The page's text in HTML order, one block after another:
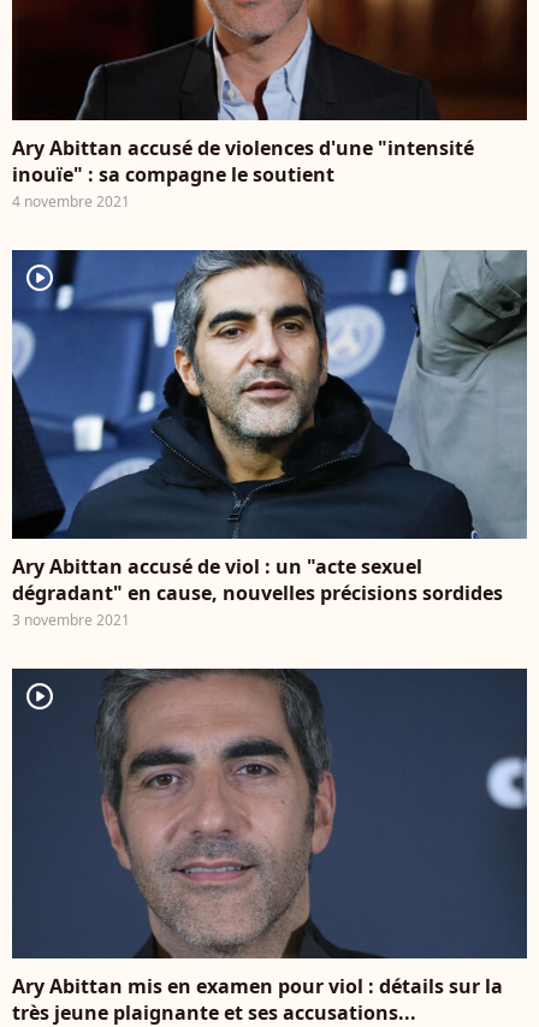
Ary Abittan accusé de violences d'une "intensité
inouïe" : sa compagne le soutient
4 novembre 2021
player2
Ary Abittan accusé de viol : un "acte sexuel
dégradant" en cause, nouvelles précisions sordides
3 novembre 2021
player2
Ary Abittan mis en examen pour viol : détails sur la
très jeune plaignante et ses accusations...